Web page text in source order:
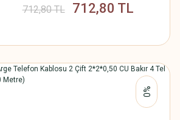
Ses ve Diafon Sistemleri İçin
712,80 TL 712,80 TL
%0